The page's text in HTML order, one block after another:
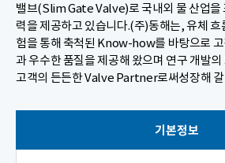
밸브(Slim Gate Valve)로 국내외 물 산업을
력을 제공하고 있습니다.(주)동해는, 유체 흐
험을 통해 축척된 Know-how를 바탕으로
과 우수한 품질을 제공해 왔으며 연구 개발
고객의 든든한 Valve Partner로써성장해 갈
기본정보